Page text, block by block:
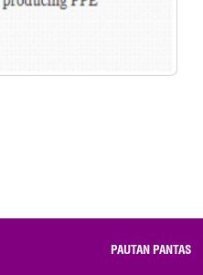
PAUTAN PANTAS